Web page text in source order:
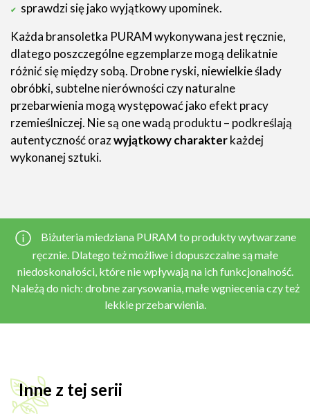
sprawdzi się jako wyjątkowy upominek.
Każda bransoletka PURAM wykonywana jest ręcznie,
dlatego poszczególne egzemplarze mogą delikatnie
różnić się między sobą. Drobne ryski, niewielkie ślady
obróbki, subtelne nierówności czy naturalne
przebarwienia mogą występować jako efekt pracy
rzemieślniczej. Nie są one wadą produktu – podkreślają
autentyczność orazwyjątkowy charakterkażdej
wykonanej sztuki.
Biżuteria miedziana PURAM to produkty wytwarzane
ręcznie. Dlatego też możliwe i dopuszczalne są małe
niedoskonałości, które nie wpływają na ich funkcjonalność.
Należą do nich: drobne zarysowania, małe wgniecenia czy też
lekkie przebarwienia.
Inne z tej serii